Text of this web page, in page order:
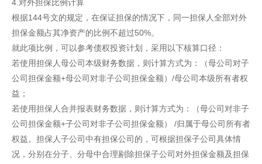
4.对外担保比例计算
根据144号文的规定，在保证担保的情况下，同一担保人全部对外
担保金额占其净资产的比例不超过50%。
就此项比例，可以参考债权投资计划，采用以下核算口径：
若使用担保人母公司本级财务数据，则计算方式为：（母公司对子
公司担保金额+母公司对非子公司担保金额）/母公司本级所有者权
益；
若使用担保人合并报表财务数据，则计算方式为：（母公司对非子
公司担保金额+子公司对非子公司担保金额） /归属于母公司所有者
权益。担保人子公司中有担保公司的，可根据担保子公司具体情
况，分别在分子、分母中合理剔除担保子公司对外担保金额及担保